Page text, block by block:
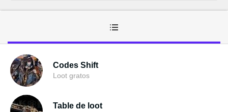
Codes Shift
Loot gratos
Table de loot